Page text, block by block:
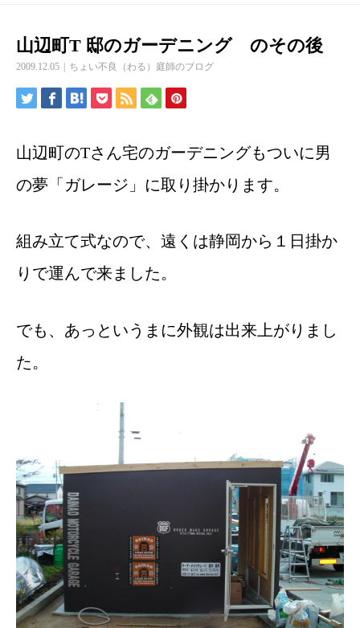
山辺町T 邸のガーデニング のその後
2009.12.05 ちょい不良（わる）庭師のブログ
山辺町のTさん宅のガーデニングもついに男
の夢「ガレージ」に取り掛かります。
組み立て式なので、遠くは静岡から１日掛か
りで運んで来ました。
でも、あっというまに外観は出来上がりまし
た。